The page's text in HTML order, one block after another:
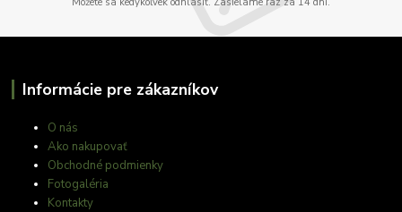
Informácie pre zákazníkov
O nás
Ako nakupovať
Obchodné podmienky
Fotogaléria
Kontakty